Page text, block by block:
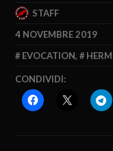
STAFF
4 NOVEMBRE 2019
EVOCATION,
CONDIVIDI: